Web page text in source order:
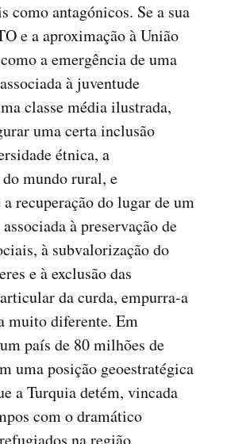
como antagónicos. Se a sua
e a aproximação à União
a emergência de uma
à juventude
classe média ilustrada,
uma certa inclusão
étnica, a
mundo rural, e
recuperação do lugar de um
à preservação de
à subvalorização do
e à exclusão das
da curda, empurra-a
muito diferente. Em
país de 80 milhões de
uma posição geoestratégica
a Turquia detém, vincada
com o dramático
na região,